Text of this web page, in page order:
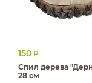
150 Р
Спил дерева
28 см